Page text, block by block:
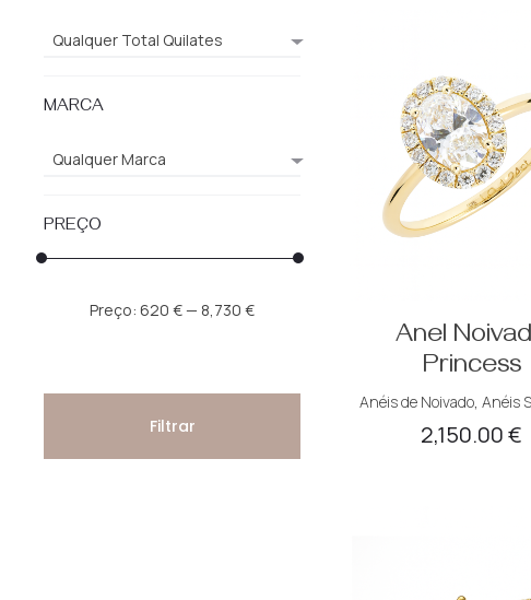
Anel
Princess
Anéis de Noivado, Anéis
2,150.00€
Qualquer Total Quilates
MARCA
Qualquer Marca
PREÇO
Preço
Preço
Filtrar
Preço: 620 €— 8,730 €